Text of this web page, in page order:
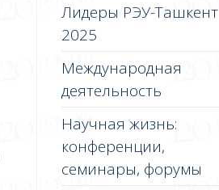
Лидеры РЭУ-Ташкент
2025
Международная
деятельность
Научная жизнь:
конференции,
семинары, форумы